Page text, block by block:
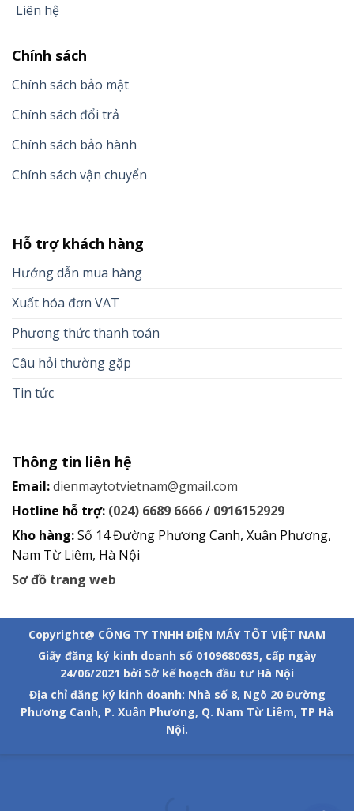
Liên hệ
Chính sách
Chính sách bảo mật
Chính sách đổi trả
Chính sách bảo hành
Chính sách vận chuyển
Hỗ trợ khách hàng
Hướng dẫn mua hàng
Xuất hóa đơn VAT
Phương thức thanh toán
Câu hỏi thường gặp
Tin tức
Thông tin liên hệ
Email:dienmaytotvietnam@gmail.com
Hotline hỗ trợ: (024) 6689 6666/ 0916152929
Kho hàng:Số 14 Đường Phương Canh, Xuân Phương,
Nam Từ Liêm, Hà Nội
Sơ đồ trang web
Copyright@ CÔNG TY TNHH ĐIỆN MÁY TỐT VIỆT NAM
Giấy đăng ký kinh doanh số 0109680635, cấp ngày
24/06/2021 bởi Sở kế hoạch đầu tư Hà Nội
Địa chỉ đăng ký kinh doanh: Nhà số 8, Ngõ 20 Đường
Phương Canh, P. Xuân Phương, Q. Nam Từ Liêm, TP Hà
Nội.